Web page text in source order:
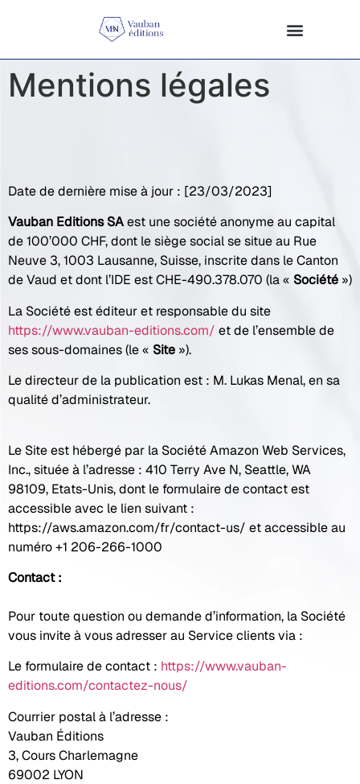
Mentions légales
Date de dernière mise à jour : [23/03/2023]
Vauban Editions SAest une société anonyme au capital
de 100’000 CHF, dont le siège social se situe au Rue
Neuve 3, 1003 Lausanne, Suisse, inscrite dans le Canton
de Vaud et dont l’IDE est CHE-490.378.070 (la « Société »)
La Société est éditeur et responsable du site
https://www.vauban-editions.com/ et de l’ensemble de
ses sous-domaines (le « Site »).
Le directeur de la publication est : M. Lukas Menal, en sa
qualité d’administrateur.
Le Site est hébergé par la Société Amazon Web Services,
Inc., située à l’adresse : 410 Terry Ave N, Seattle, WA
98109, Etats-Unis, dont le formulaire de contact est
accessible avec le lien suivant :
https://aws.amazon.com/fr/contact-us/ et accessible au
numéro +1 206-266-1000
Contact :
Pour toute question ou demande d’information, la Société
vous invite à vous adresser au Service clients via :
Le formulaire de contact : https://www.vauban-
editions.com/contactez-nous/
Courrier postal à l’adresse :
Vauban Éditions
3, Cours Charlemagne
69002 LYON